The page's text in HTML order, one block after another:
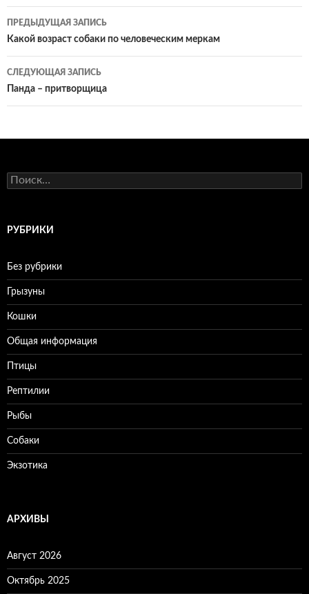
Навигация
по
записям
ПРЕДЫДУЩАЯ ЗАПИСЬ
Какой возраст собаки по человеческим меркам
СЛЕДУЮЩАЯ ЗАПИСЬ
Панда – притворщица
Н
а
иРУБРИКИ
Без рубрики
Грызуны
Кошки
Общая информация
Птицы
Рептилии
Рыбы
Собаки
Экзотика
АРХИВЫ
Август 2026
Октябрь 2025